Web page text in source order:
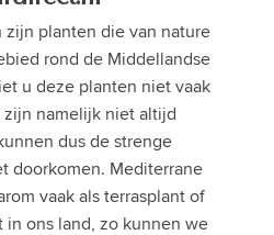
planten die van nature
rond de Middellandse
u deze planten niet vaak
zijn namelijk niet altijd
dus de strenge
doorkomen. Mediterrane
vaak als terrasplant of
ons land, zo kunnen we